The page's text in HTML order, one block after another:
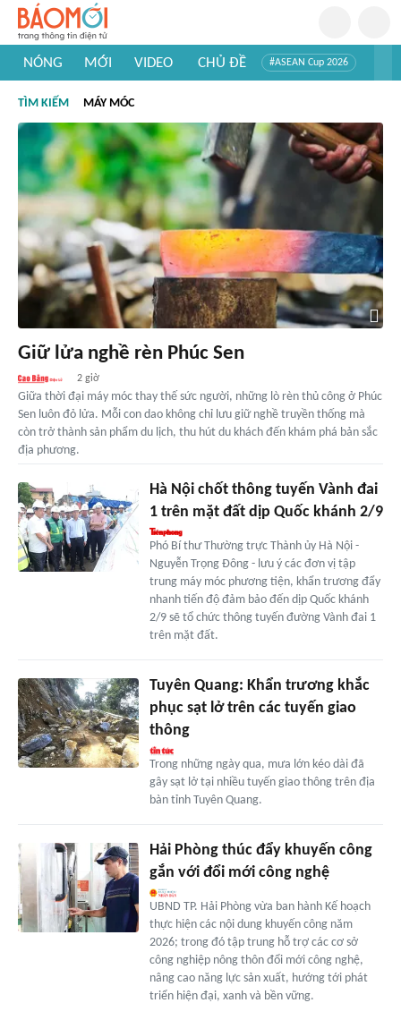
NÓNG MỚI VIDEO CHỦ ĐỀ #ASEAN Cup 2026
#Khám phá thế giới
TÌM KIẾM MÁY MÓC
Giữ lửa nghề rèn Phúc Sen
2 giờ
Giữa thời đại máy móc thay thế sức người, những lò rèn thủ công ở Phúc
Sen luôn đỏ lửa. Mỗi con dao không chỉ lưu giữ nghề truyền thống mà
còn trở thành sản phẩm du lịch, thu hút du khách đến khám phá bản sắc
địa phương.
Hà Nội chốt thông tuyến Vành đai
1 trên mặt đất dịp Quốc khánh 2/9
Phó Bí thư Thường trực Thành ủy Hà Nội -
Nguyễn Trọng Đông - lưu ý các đơn vị tập
trung máy móc phương tiện, khẩn trương đẩy
nhanh tiến độ đảm bảo đến dịp Quốc khánh
2/9 sẽ tổ chức thông tuyến đường Vành đai 1
trên mặt đất.
Tuyên Quang: Khẩn trương khắc
phục sạt lở trên các tuyến giao
thông
Trong những ngày qua, mưa lớn kéo dài đã
gây sạt lở tại nhiều tuyến giao thông trên địa
bàn tỉnh Tuyên Quang.
Hải Phòng thúc đẩy khuyến công
gắn với đổi mới công nghệ
UBND TP. Hải Phòng vừa ban hành Kế hoạch
thực hiện các nội dung khuyến công năm
2026; trong đó tập trung hỗ trợ các cơ sở
công nghiệp nông thôn đổi mới công nghệ,
nâng cao năng lực sản xuất, hướng tới phát
triển hiện đại, xanh và bền vững.